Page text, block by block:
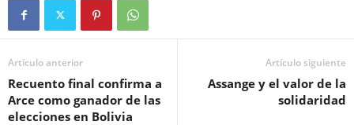
Artículo anterior
Recuento final confirma a
Arce como ganador de las
elecciones en Bolivia
Artículo siguiente
Assange y el valor de la
solidaridad